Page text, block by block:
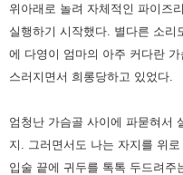
위아래로 놀려 자체적인 파이즈
실행하기 시작했다. 별다른 소리
에 다영이 엄마의 아주 커다란
스러지면서 희롱당하고 있었다.
엄청난 가슴골 사이에 파묻혀서
지. 그러면서도 나는 자지를 위
입술 끝에 귀두를 톡톡 두드려주